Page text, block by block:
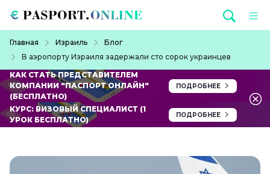
Главная Израиль
Блог
В аэропорту Израиля задержали сто сорок украинцев
КАК СТАТЬ ПРЕДСТАВИТЕЛЕМ
КОМПАНИИ "ПАСПОРТ ОНЛАЙН"
(БЕСПЛАТНО)
ПОДРОБНЕЕ
КУРС: ВИЗОВЫЙ СПЕЦИАЛИСТ (1
УРОК БЕСПЛАТНО)
ПОДРОБНЕЕ